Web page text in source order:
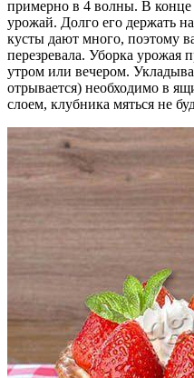
примерно в 4 волны. В
урожай. Долго его держать
кусты дают много, поэтому
перезревала. Уборка урожая
утром или вечером.
отрывается) необходимо в
слоем, клубника мяться не